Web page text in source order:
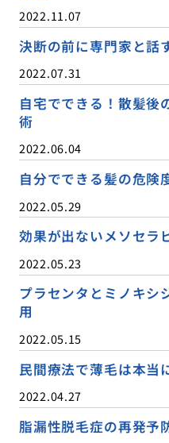
2022.11.07
決断の前に専門家と話
2022.07.31
自宅でできる！散髪後
術
2022.06.04
自分でできる髪の危険
2022.05.29
効果が出ないメソセラ
2022.05.23
プラセンタとミノキシ
用
2022.05.15
民間療法で薄毛は本当
2022.04.27
脂漏性脱毛症の再発予